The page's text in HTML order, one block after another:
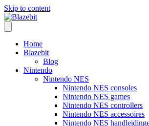
Skip to content
Home
Blazebit
Blog
Nintendo
Nintendo NES
Nintendo NES consoles
Nintendo NES games
Nintendo NES controllers
Nintendo NES accessoires
Nintendo NES